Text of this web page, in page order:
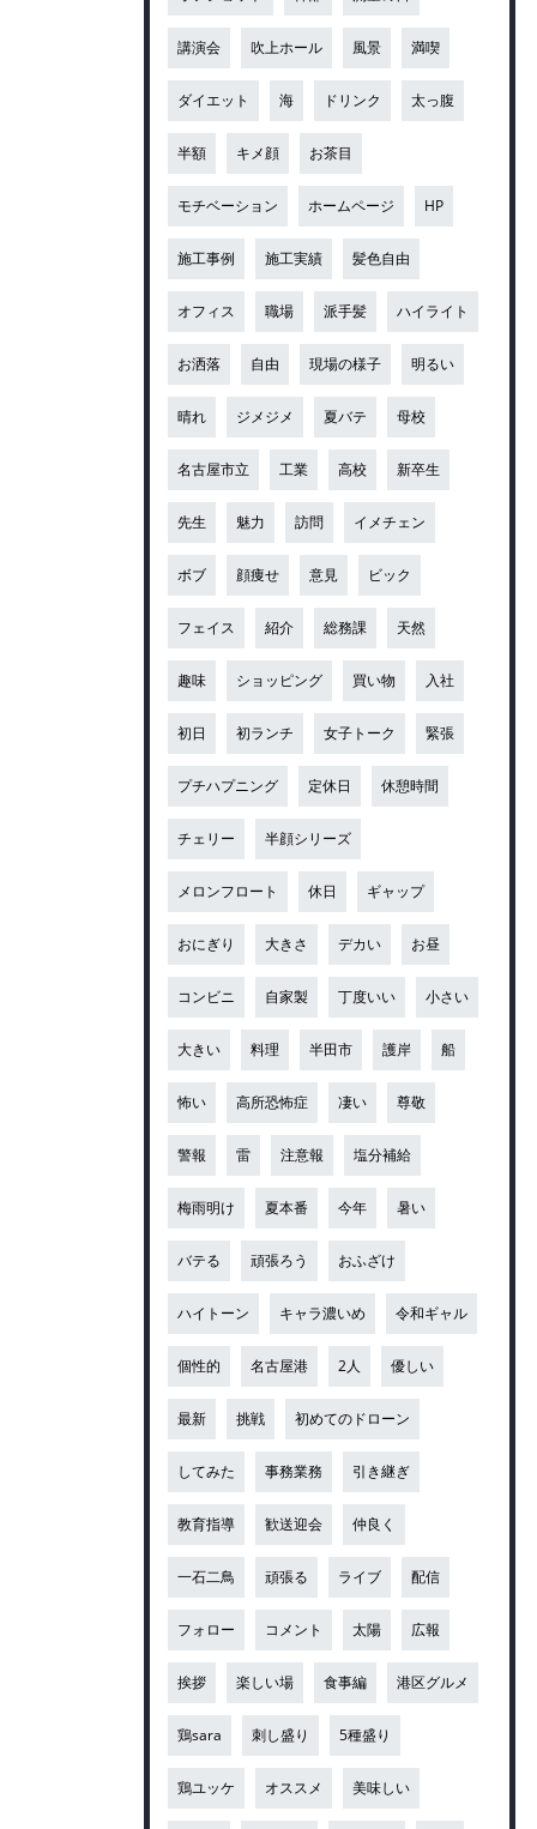
講演会 吹上ホール 風景 満喫
ダイエット 海 ドリンク 太っ腹
半額 キメ顔 お茶目
モチベーション ホームページ HP
施工事例 施工実績 髪色自由
オフィス 職場 派手髪 ハイライト
お洒落 自由 現場の様子 明るい
晴れ ジメジメ 夏バテ 母校
名古屋市立 工業 高校 新卒生
先生 魅力 訪問 イメチェン
ボブ 顔痩せ 意見 ビック
フェイス 紹介 総務課 天然
趣味 ショッピング 買い物 入社
初日 初ランチ 女子トーク 緊張
プチハプニング 定休日 休憩時間
チェリー 半顔シリーズ
メロンフロート 休日 ギャップ
おにぎり 大きさ デカい お昼
コンビニ 自家製 丁度いい 小さい
大きい 料理 半田市 護岸 船
怖い 高所恐怖症 凄い 尊敬
警報 雷 注意報 塩分補給
梅雨明け 夏本番 今年 暑い
バテる 頑張ろう おふざけ
ハイトーン キャラ濃いめ 令和ギャル
個性的 名古屋港 2人 優しい
最新 挑戦 初めてのドローン
してみた 事務業務 引き継ぎ
教育指導 歓送迎会 仲良く
一石二鳥 頑張る ライブ 配信
フォロー コメント 太陽 広報
挨拶 楽しい場 食事編 港区グルメ
鶏sara 刺し盛り 5種盛り
鶏ユッケ オススメ 美味しい